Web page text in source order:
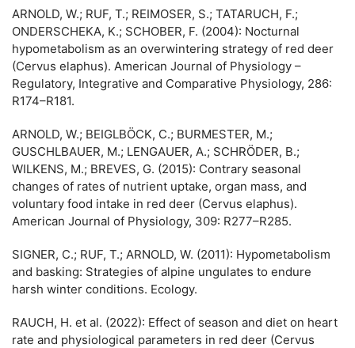
ARNOLD, W.; RUF, T.; REIMOSER, S.; TATARUCH, F.;
ONDERSCHEKA, K.; SCHOBER, F. (2004): Nocturnal
hypometabolism as an overwintering strategy of red deer
(Cervus elaphus). American Journal of Physiology –
Regulatory, Integrative and Comparative Physiology, 286:
R174–R181.
ARNOLD, W.; BEIGLBÖCK, C.; BURMESTER, M.;
GUSCHLBAUER, M.; LENGAUER, A.; SCHRÖDER, B.;
WILKENS, M.; BREVES, G. (2015): Contrary seasonal
changes of rates of nutrient uptake, organ mass, and
voluntary food intake in red deer (Cervus elaphus).
American Journal of Physiology, 309: R277–R285.
SIGNER, C.; RUF, T.; ARNOLD, W. (2011): Hypometabolism
and basking: Strategies of alpine ungulates to endure
harsh winter conditions. Ecology.
RAUCH, H. et al. (2022): Effect of season and diet on heart
rate and physiological parameters in red deer (Cervus